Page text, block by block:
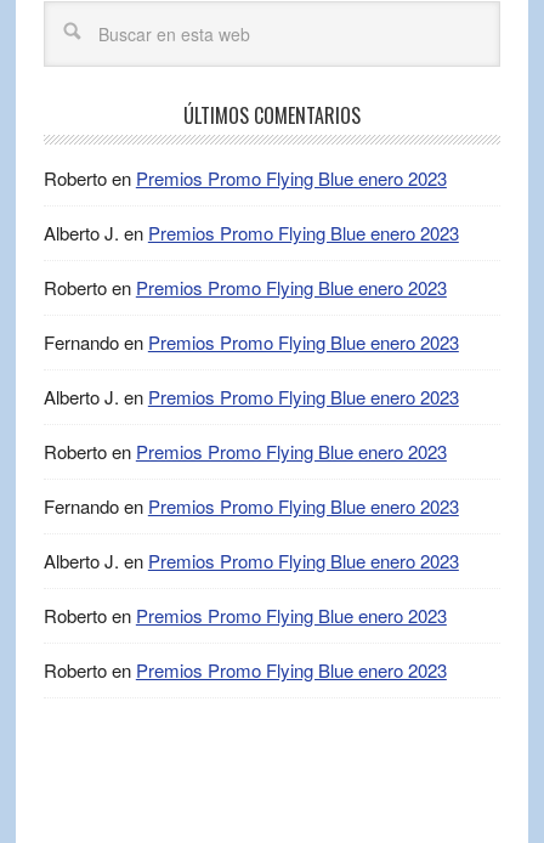
ÚLTIMOS COMENTARIOS
Robertoen Premios Promo Flying Blue enero 2023
Alberto J. en Premios Promo Flying Blue enero 2023
Robertoen Premios Promo Flying Blue enero 2023
Fernandoen Premios Promo Flying Blue enero 2023
Alberto J. en Premios Promo Flying Blue enero 2023
Robertoen Premios Promo Flying Blue enero 2023
Fernandoen Premios Promo Flying Blue enero 2023
Alberto J. en Premios Promo Flying Blue enero 2023
Robertoen Premios Promo Flying Blue enero 2023
Robertoen Premios Promo Flying Blue enero 2023